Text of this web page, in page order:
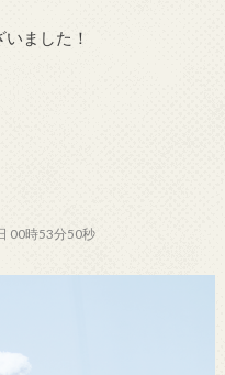
ました！
00時53分50秒